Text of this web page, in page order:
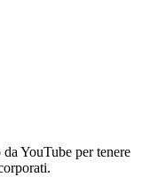
YouTube per tenere